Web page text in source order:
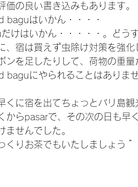
価の良い書き込みもあります。
baguはいかん・・・・
けはいかん・・・・・。どう
、宿は買えず虫除け対策を強化
ンを足したりして、荷物の重
baguにやられることはありま
くに宿を出てちょっとバリ島
からpasarで、その次の日も早
ませんでした。
くりお茶でもいたしましょう＾